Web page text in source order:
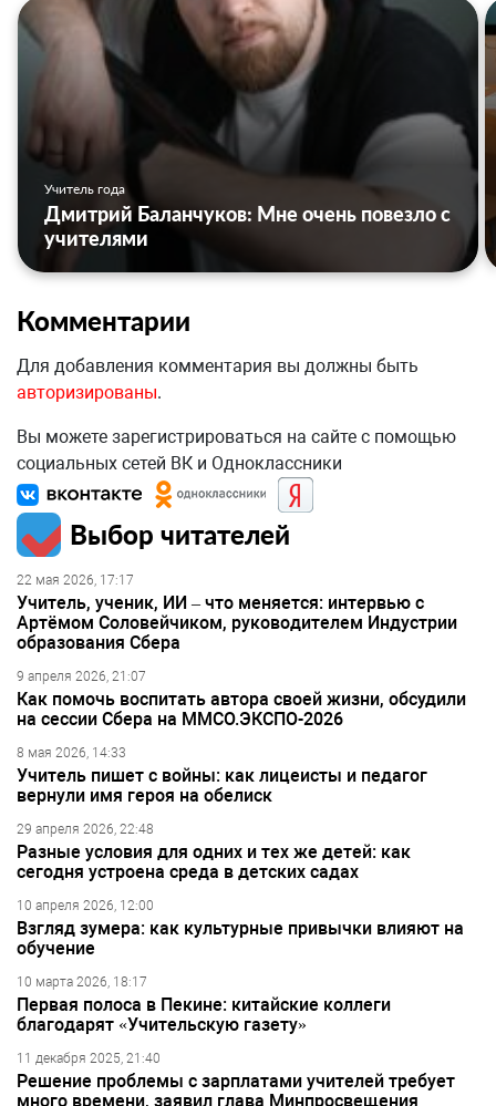
Учитель года
Дмитрий Баланчуков: Мне очень повезло с
учителями
Комментарии
Для добавления комментария вы должны быть
авторизированы.
Вы можете зарегистрироваться на сайте с помощью
социальных сетей ВК и Одноклассники
Выбор читателей
22 мая 2026, 17:17
Учитель, ученик, ИИ – что меняется: интервью с
Артёмом Соловейчиком, руководителем Индустрии
образования Сбера
9 апреля 2026, 21:07
Как помочь воспитать автора своей жизни, обсудили
на сессии Сбера на ММСО.ЭКСПО-2026
8 мая 2026, 14:33
Учитель пишет с войны: как лицеисты и педагог
вернули имя героя на обелиск
29 апреля 2026, 22:48
Разные условия для одних и тех же детей: как
сегодня устроена среда в детских садах
10 апреля 2026, 12:00
Взгляд зумера: как культурные привычки влияют на
обучение
10 марта 2026, 18:17
Первая полоса в Пекине: китайские коллеги
благодарят «Учительскую газету»
11 декабря 2025, 21:40
Решение проблемы с зарплатами учителей требует
много времени, заявил глава Минпросвещения